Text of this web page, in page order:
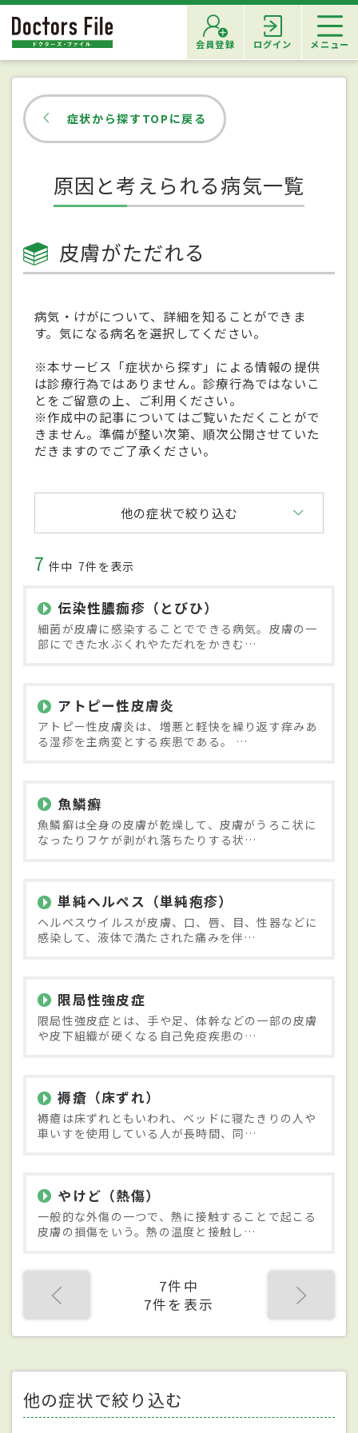
会員登録 ログイン メニュー
症状から探すTOPに戻る
原因と考えられる病気一覧
皮膚がただれる
病気・けがについて、詳細を知ることができま
す。気になる病名を選択してください。
※本サービス「症状から探す」による情報の提供
は診療行為ではありません。診療行為ではないこ
とをご留意の上、ご利用ください。
※作成中の記事についてはご覧いただくことがで
きません。準備が整い次第、順次公開させていた
だきますのでご了承ください。
他の症状で絞り込む
7 件中 7件を表示
伝染性膿痂疹（とびひ）
細菌が皮膚に感染することでできる病気。皮膚の一
部にできた水ぶくれやただれをかきむ…
アトピー性皮膚炎
アトピー性皮膚炎は、増悪と軽快を繰り返す痒みあ
る湿疹を主病変とする疾患である。 …
魚鱗癬
魚鱗癬は全身の皮膚が乾燥して、皮膚がうろこ状に
なったりフケが剥がれ落ちたりする状…
単純ヘルペス（単純疱疹）
ヘルペスウイルスが皮膚、口、唇、目、性器などに
感染して、液体で満たされた痛みを伴…
限局性強皮症
限局性強皮症とは、手や足、体幹などの一部の皮膚
や皮下組織が硬くなる自己免疫疾患の…
褥瘡（床ずれ）
褥瘡は床ずれともいわれ、ベッドに寝たきりの人や
車いすを使用している人が長時間、同…
やけど（熱傷）
一般的な外傷の一つで、熱に接触することで起こる
皮膚の損傷をいう。熱の温度と接触し…
7件中
7件を表示
他の症状で絞り込む